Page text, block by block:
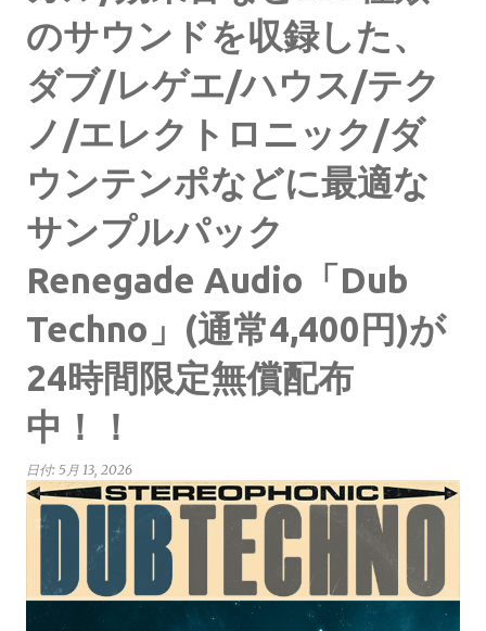
のサウンドを収録した、
ダブ/レゲエ/ハウス/テク
ノ/エレクトロニック/ダ
ウンテンポなどに最適な
サンプルパック
Renegade Audio「Dub
Techno」(通常4,400円)が
24時間限定無償配布
中！！
日付: 5月 13, 2026